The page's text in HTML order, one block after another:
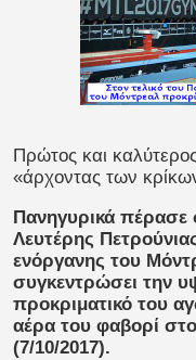
Πρώτος και
«άρχοντας των
Πανηγυρικά πέρασε
Λευτέρης
ενόργανης του
συγκεντρώσει την
προκριματικό του
αέρα του φαβορί
(7/10/2017).